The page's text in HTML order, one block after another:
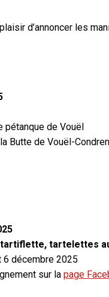
d’annoncer les
pétanque de Vouël
Butte de Vouël-Condren
tartelettes
décembre 2025
sur la page